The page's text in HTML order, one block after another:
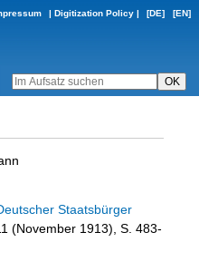
| Digitization Policy | [DE] [EN]
Staatsbürger
(November 1913), S. 483-